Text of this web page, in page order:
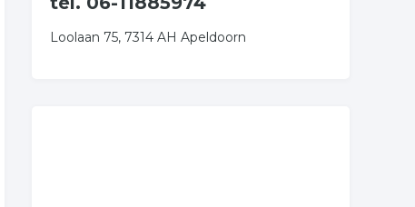
Loolaan 75, 7314 AH Apeldoorn